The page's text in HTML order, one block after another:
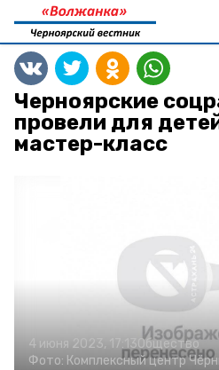
Черноярские
провели для
мастер-класс
4 июня 2023, 17:13Общество
Фото: Комплексный центр